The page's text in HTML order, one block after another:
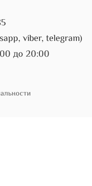
viber, telegram)
до 20:00